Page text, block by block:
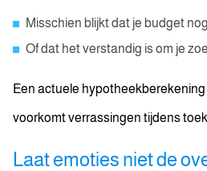
Misschien blijkt dat je budget
Of dat het verstandig is om je
Een actuele
voorkomt verrassingen tijdens
Laat emoties niet de